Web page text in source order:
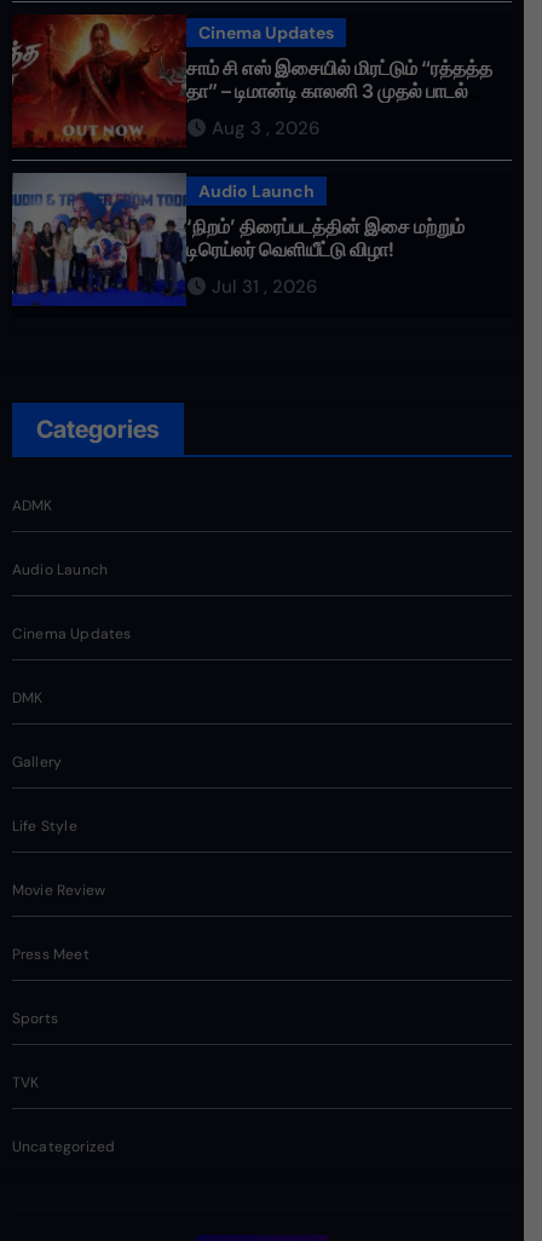
Cinema Updates
சாம் சி எஸ் இசையில் மிரட்டும் “ரத்தத்த
தா” – டிமான்டி காலனி 3 முதல் பாடல்
ரசிகர்களை கவர்ந்து வருகிறது!
Aug 3 , 2026
Audio Launch
‘நிறம்’ திரைப்படத்தின் இசை மற்றும்
டிரெய்லர் வெளியீட்டு விழா!
Jul 31 , 2026
Categories
ADMK
Audio Launch
Cinema Updates
DMK
Gallery
Life Style
Movie Review
Press Meet
Sports
TVK
Uncategorized